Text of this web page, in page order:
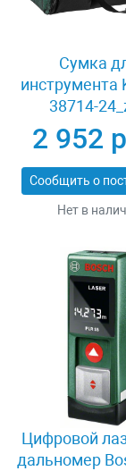
Сумка
инструмента
38714-
2 952
Нет в
Цифровой
дальномер